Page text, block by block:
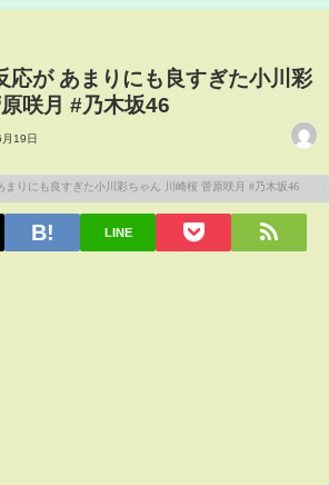
応が あまりにも良すぎた小川彩
咲月 #乃木坂46
19日
LINE